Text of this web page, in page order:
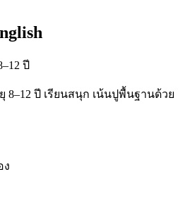
ปี
8–12 ปี เรียนสนุก เน้นปูพื้นฐานด้วย
ง